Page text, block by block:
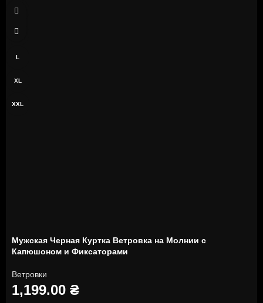
S
M
L
XL
XXL
Мужская Черная Куртка Ветровка на Молнии с
Капюшоном и Фиксаторами
Ветровки
1,199.00 ₴